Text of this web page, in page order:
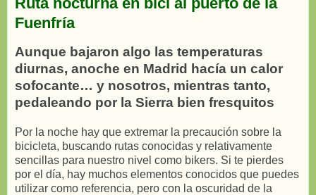
Fuenfría
Aunque bajaron algo las temperaturas
diurnas, anoche en Madrid hacía un calor
sofocante… y nosotros, mientras tanto,
pedaleando por la Sierra bien fresquitos
Por la noche hay que extremar la precaución sobre la
bicicleta, buscando rutas conocidas y relativamente
sencillas para nuestro nivel como bikers. Si te pierdes
por el día, hay muchos elementos conocidos que puedes
utilizar como referencia, pero con la oscuridad de la